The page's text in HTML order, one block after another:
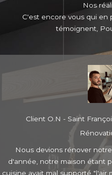
Nos
C'est encore vous qui en
témoignent,
Client O.N - Saint
Nous devions rénover
d'année, notre maison étant
cuisine avait mal supporté "l'air